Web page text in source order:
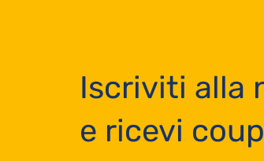
Iscriviti alla
e ricevi